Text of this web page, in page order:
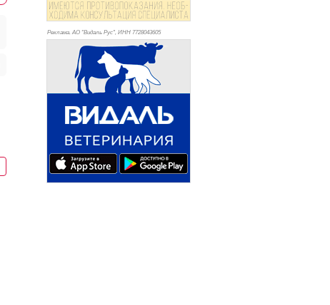
Реклама. АО "Видаль Рус", ИНН 7728043605